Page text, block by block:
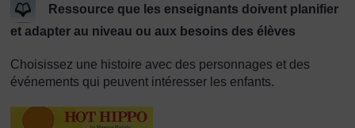
Ressource que les enseignants doivent planifier
et adapter au niveau ou aux besoins des élèves
Choisissez une histoire avec des personnages et des
événements qui peuvent intéresser les enfants.